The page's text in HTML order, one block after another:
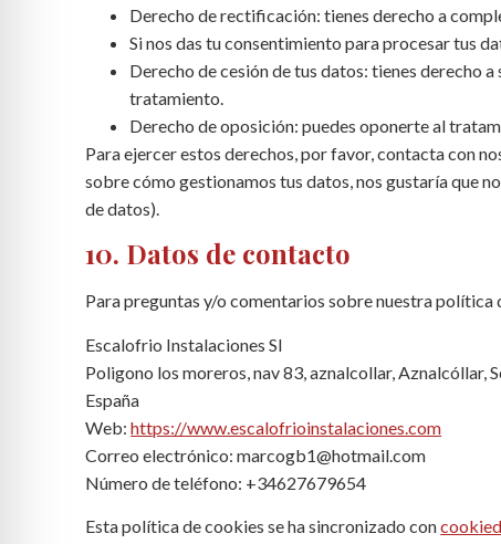
Derecho de rectificación: tienes derecho a
Si nos das tu consentimiento para procesar tus
Derecho de cesión de tus datos: tienes derecho
tratamiento.
Derecho de oposición: puedes oponerte al
Para ejercer estos derechos, por favor, contacta con
sobre cómo gestionamos tus datos, nos gustaría que
de datos).
10. Datos de contacto
Para preguntas y/o comentarios sobre nuestra
Escalofrio Instalaciones Sl
Poligono los moreros, nav 83, aznalcollar, Aznalcóllar,
España
Web:https://www.escalofrioinstalaciones.com
Correo electrónico:marcogb1@hotmail.com
Número de teléfono: +34627679654
Esta política de cookies se ha sincronizado con